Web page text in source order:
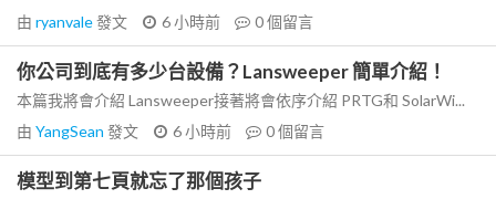
由 ryanvale發文 6 小時前 0個留言
你公司到底有多少台設備？Lansweeper 簡單介紹！
本篇我將會介紹 Lansweeper接著將會依序介紹 PRTG和 SolarWi...
由 YangSean 發文 6 小時前 0個留言
模型到第七頁就忘了那個孩子